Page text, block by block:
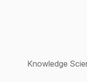
Knowledge